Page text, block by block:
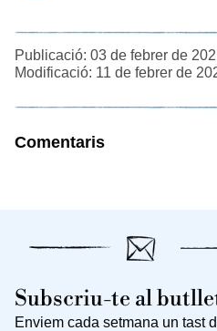
Publicació: 03 de febrer de
Modificació: 11 de febrer de
Comentaris
Subscriu-te al
Enviem cada setmana un tast